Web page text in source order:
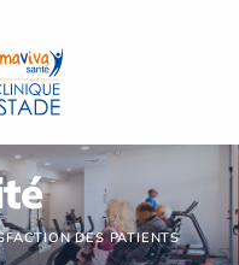
DES PATIENTS